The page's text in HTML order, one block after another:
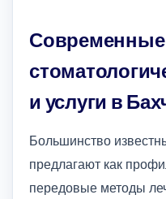
Современные
и услуги в
Большинство
предлагают как
передовые методы